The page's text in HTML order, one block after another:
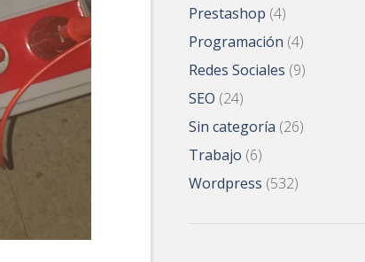
Prestashop (4)
Programación (4)
Redes Sociales (9)
SEO (24)
Sin categoría (26)
Trabajo (6)
Wordpress (532)